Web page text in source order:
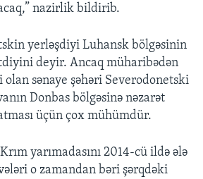
nazirlik bildirib.
yerləşdiyi Luhansk bölgəsinin
deyir. Ancaq müharibədən
sənaye şəhəri Severodonetski
Donbas bölgəsinə nəzarət
üçün çox mühümdür.
yarımadasını 2014-cü ildə ələ
o zamandan bəri şərqdəki